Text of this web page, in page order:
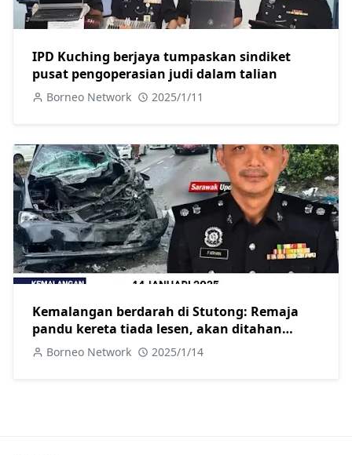
IPD Kuching berjaya tumpaskan sindiket
pusat pengoperasian judi dalam talian
Borneo Network 2025/1/11
Kemalangan berdarah di Stutong: Remaja
pandu kereta tiada lesen, akan ditahan
selepas dirawat
Borneo Network 2025/1/14